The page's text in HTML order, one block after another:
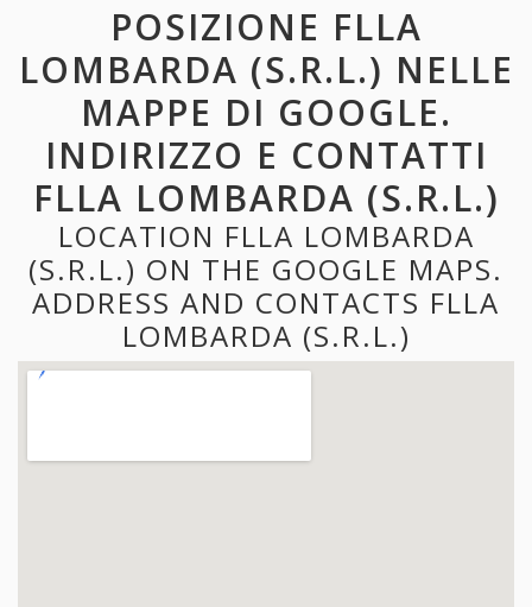
POSIZIONE FLLA
LOMBARDA (S.R.L.) NELLE
MAPPE DI GOOGLE.
INDIRIZZO E CONTATTI
FLLA LOMBARDA (S.R.L.)
LOCATION FLLA LOMBARDA
(S.R.L.) ON THE GOOGLE MAPS.
ADDRESS AND CONTACTS FLLA
LOMBARDA (S.R.L.)